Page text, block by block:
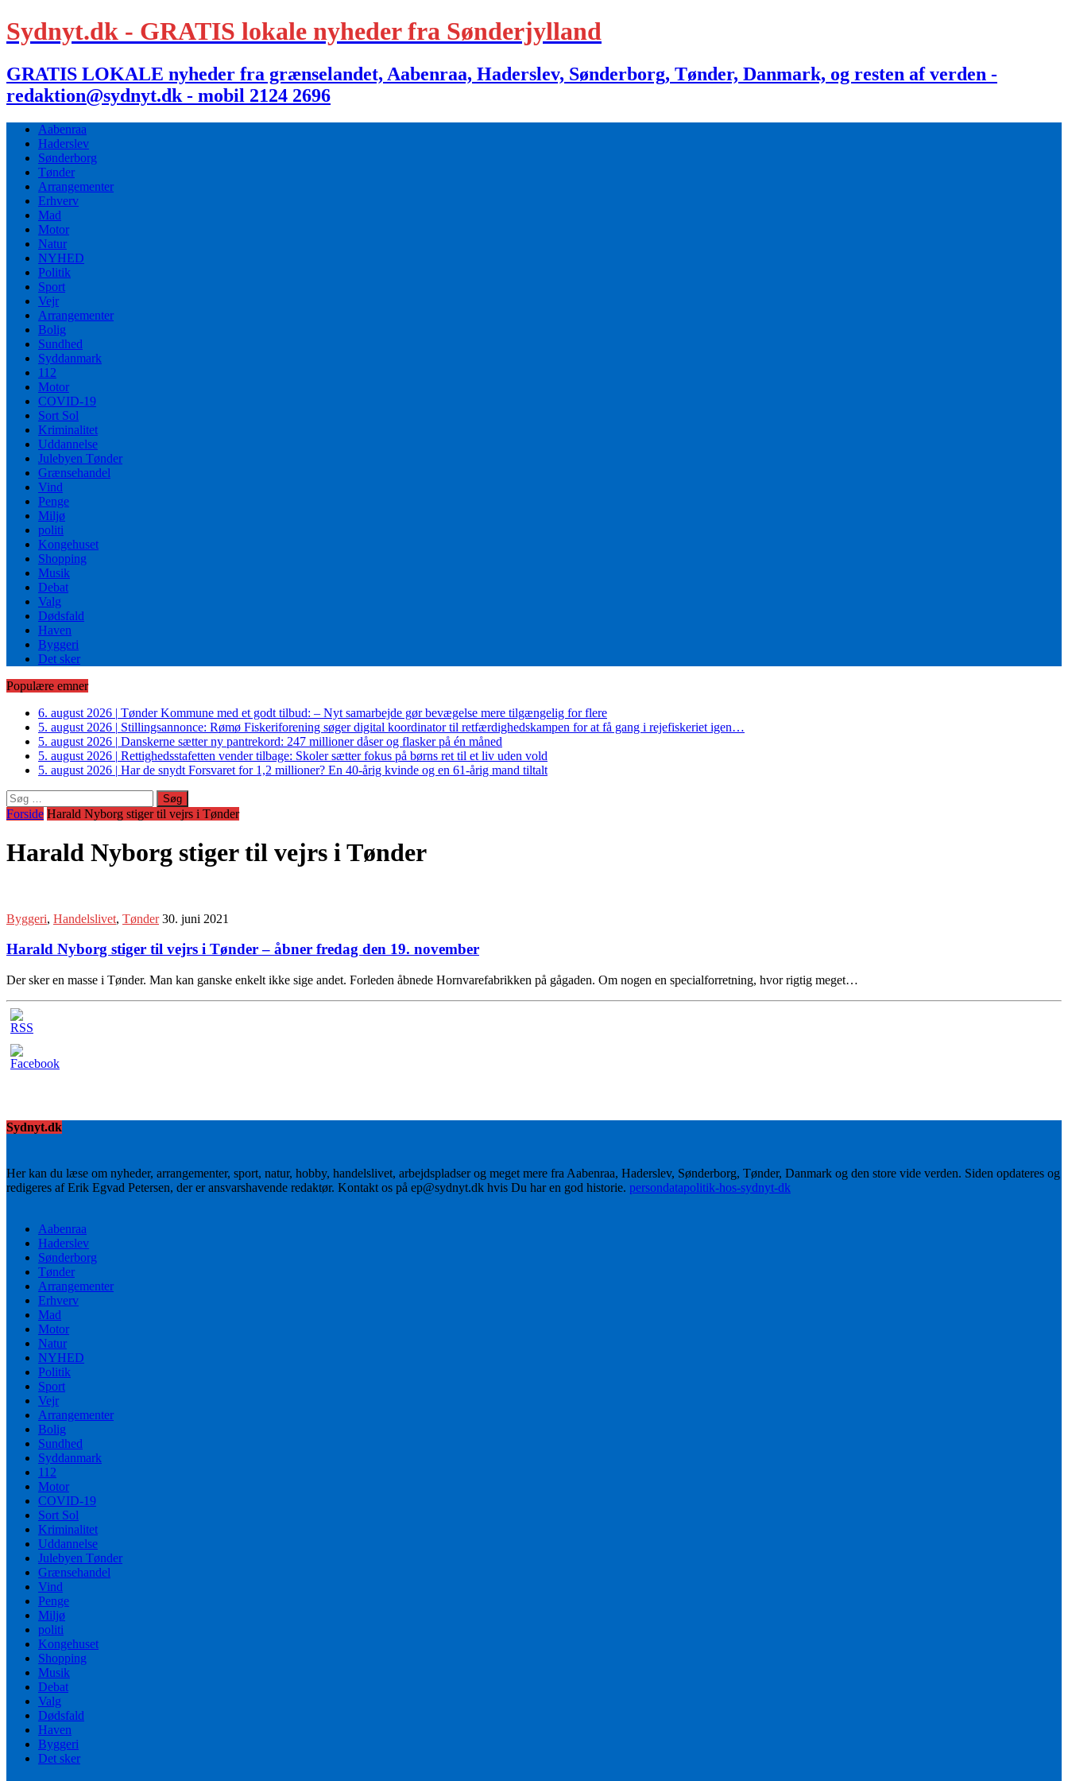
Sydnyt.dk - GRATIS lokale nyheder fra Sønderjylland
GRATIS LOKALE nyheder fra grænselandet, Aabenraa, Haderslev, Sønderborg, Tønder, Danmark, og resten af verden -
redaktion@sydnyt.dk - mobil 2124 2696
Aabenraa
Haderslev
Sønderborg
Tønder
Arrangementer
Erhverv
Mad
Motor
Natur
NYHED
Politik
Sport
Vejr
Arrangementer
Bolig
Sundhed
Syddanmark
112
Motor
COVID-19
Sort Sol
Kriminalitet
Uddannelse
Julebyen Tønder
Grænsehandel
Vind
Penge
Miljø
politi
Kongehuset
Shopping
Musik
Debat
Valg
Dødsfald
Haven
Byggeri
Det sker
Populære emner
6. august 2026 | Tønder Kommune med et godt tilbud: – Nyt samarbejde gør bevægelse mere tilgængelig for flere
5. august 2026 | Stillingsannonce: Rømø Fiskeriforening søger digital koordinator til retfærdighedskampen for at få gang i rejefiskeriet igen…
5. august 2026 | Danskerne sætter ny pantrekord: 247 millioner dåser og flasker på én måned
5. august 2026 | Rettighedsstafetten vender tilbage: Skoler sætter fokus på børns ret til et liv uden vold
5. august 2026 | Har de snydt Forsvaret for 1,2 millioner? En 40-årig kvinde og en 61-årig mand tiltalt
Søg
efter:
Forside Harald Nyborg stiger til vejrs i Tønder
Harald Nyborg stiger til vejrs i Tønder
Byggeri, Handelslivet, Tønder 30. juni 2021
Harald Nyborg stiger til vejrs i Tønder – åbner fredag den 19. november
Der sker en masse i Tønder. Man kan ganske enkelt ikke sige andet. Forleden åbnede Hornvarefabrikken på gågaden. Om nogen en specialforretning, hvor rigtig meget…
Sydnyt.dk
Her kan du læse om nyheder, arrangementer, sport, natur, hobby, handelslivet, arbejdspladser og meget mere fra Aabenraa, Haderslev, Sønderborg, Tønder, Danmark og den store vide verden. Siden opdateres og
redigeres af Erik Egvad Petersen, der er ansvarshavende redaktør. Kontakt os på ep@sydnyt.dk hvis Du har en god historie. persondatapolitik-hos-sydnyt-dk
Aabenraa
Haderslev
Sønderborg
Tønder
Arrangementer
Erhverv
Mad
Motor
Natur
NYHED
Politik
Sport
Vejr
Arrangementer
Bolig
Sundhed
Syddanmark
112
Motor
COVID-19
Sort Sol
Kriminalitet
Uddannelse
Julebyen Tønder
Grænsehandel
Vind
Penge
Miljø
politi
Kongehuset
Shopping
Musik
Debat
Valg
Dødsfald
Haven
Byggeri
Det sker